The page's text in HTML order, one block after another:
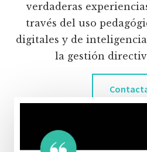
inteligencia
artificial.
verdaderas
través del uso
digitales y de
la gestión